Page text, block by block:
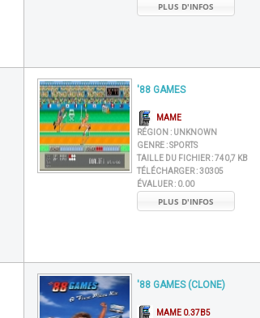
PLUS D'INFOS
'88 GAMES
MAME
RÉGION : UNKNOWN
GENRE :SPORTS
TAILLE DU FICHIER :740,7 KB
TÉLÉCHARGER :30305
ÉVALUER : 0.00
PLUS D'INFOS
'88 GAMES (CLONE)
MAME 0.37B5